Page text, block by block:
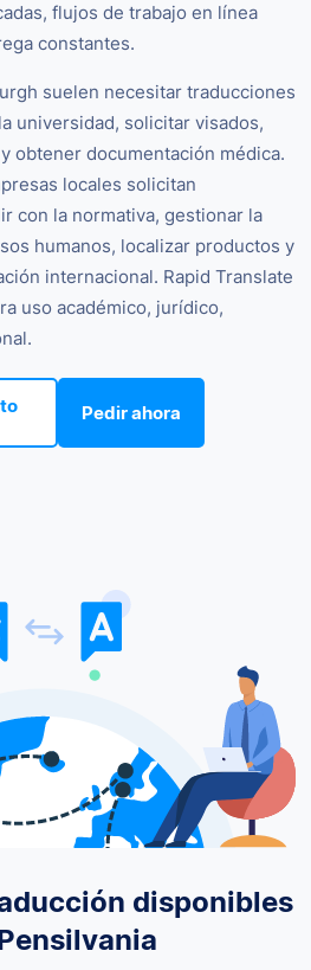
flujos de trabajo en línea
constantes.
suelen necesitar traducciones
universidad, solicitar visados,
obtener documentación médica.
locales solicitan
con la normativa, gestionar la
humanos, localizar productos y
internacional. Rapid Translate
uso académico, jurídico,
Pedir ahora
disponibles